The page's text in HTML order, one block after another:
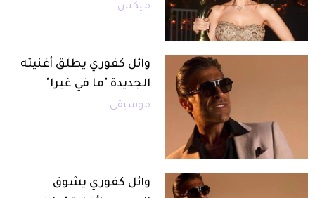
ميكس
وائل كفوري يطلق أغنيته
الجديدة "ما في غيرا"
موسيقى
وائل كفوري يشوق